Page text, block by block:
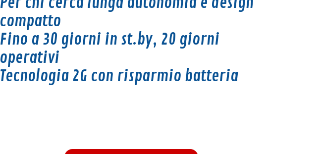
compatto
Fino a 30 giorni in st.by, 20 giorni
operativi
Tecnologia 2G con risparmio batteria